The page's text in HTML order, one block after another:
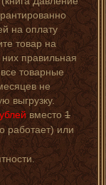
на оплату
товар на
них правильная
товарные
не
выгрузку.
вместо1
работает) или